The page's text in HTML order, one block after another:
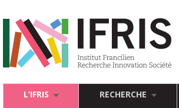
L’IFRIS RECHERCHE